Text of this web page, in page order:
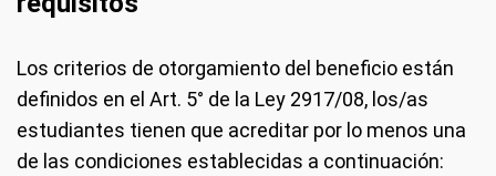
Los criterios de otorgamiento del beneficio están
definidos en el Art. 5° de la Ley 2917/08, los/as
estudiantes tienen que acreditar por lo menos una
de las condiciones establecidas a continuación: